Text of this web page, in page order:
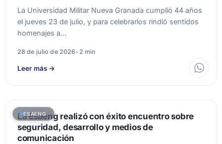
La Universidad Militar Nueva Granada cumplió 44 años
el jueves 23 de julio, y para celebrarlos rindió sentidos
homenajes a…
28 de julio de 2026• 2 min
Leer más →
ESAENG
La Esaeng realizó con éxito encuentro sobre
seguridad, desarrollo y medios de
comunicación